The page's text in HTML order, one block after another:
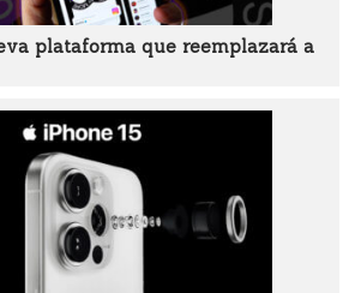
plataforma que reemplazará a